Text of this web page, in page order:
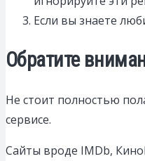
Если вы знаете
Обратите
Не стоит полностью
сервисе.
Сайты вроде IMDb,